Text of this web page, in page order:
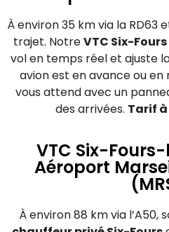
À environ 35 km via la RD63
trajet. NotreVTC Six-Fours
vol en temps réel et ajuste
avion est en avance ou
vous attend avec un
des arrivées. Tarif
VTC Six-
Aéroport
À environ 88 km via l’A50,